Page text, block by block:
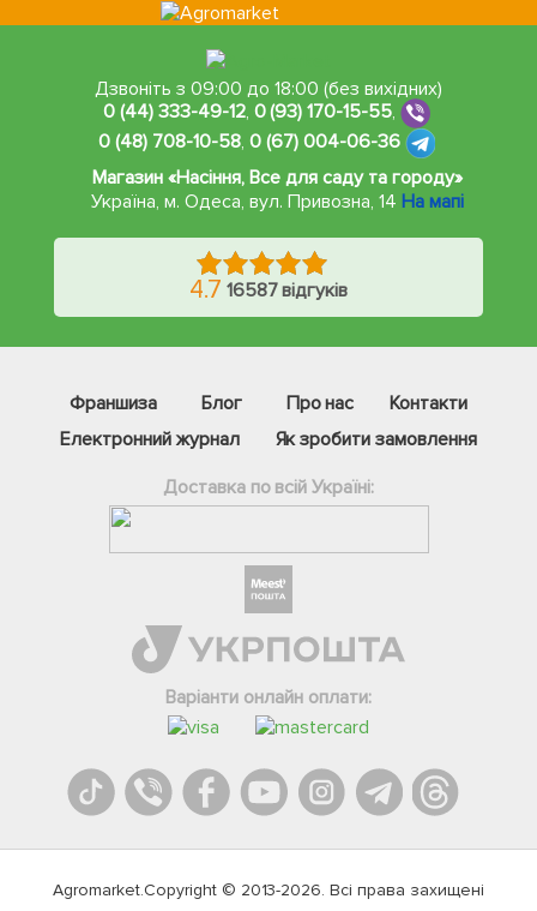
Дзвоніть з 09:00 до 18:00 (без вихідних)
0 (44) 333-49-12, 0 (93) 170-15-55,
0 (48) 708-10-58, 0 (67) 004-06-36
Магазин «Насіння, Все для саду та городу»
Україна, м. Одеса,вул. Привозна, 14 На мапі
4.7 16587 відгуків
Франшиза Блог Про нас
Контакти
Електронний журнал
Як зробити замовлення
Доставка по всій Україні:
Варіанти онлайн оплати:
Agromarket.Copyright © 2013-2026. Всі права захищені